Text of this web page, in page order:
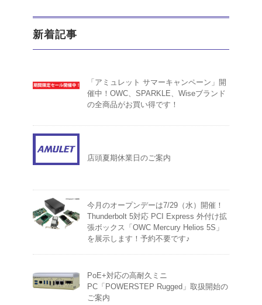
新着記事
「アミュレット サマーキャンペーン」開
催中！OWC、SPARKLE、Wiseブランド
の全商品がお買い得です！
店頭夏期休業日のご案内
今月のオープンデーは7/29（水）開催！
Thunderbolt 5対応 PCI Express 外付け拡
張ボックス「OWC Mercury Helios 5S」
を展示します！予約不要です♪
PoE+対応の高耐久ミニ
PC「POWERSTEP Rugged」取扱開始の
ご案内